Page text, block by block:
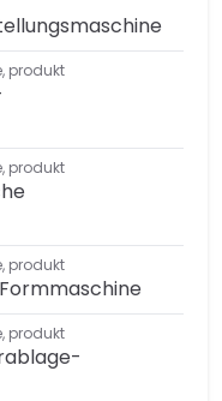
, produkt
, produkt
, produkt
, produkt